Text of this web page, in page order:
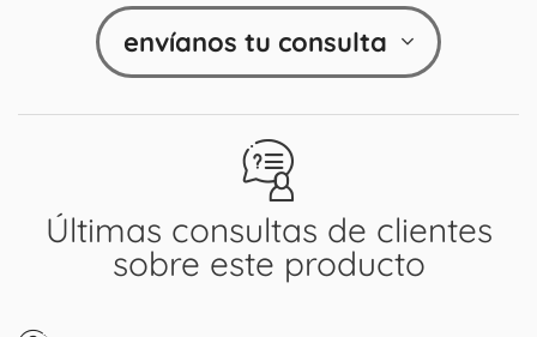
Últimas consultas de clientes
sobre este producto
envíanos tu consulta